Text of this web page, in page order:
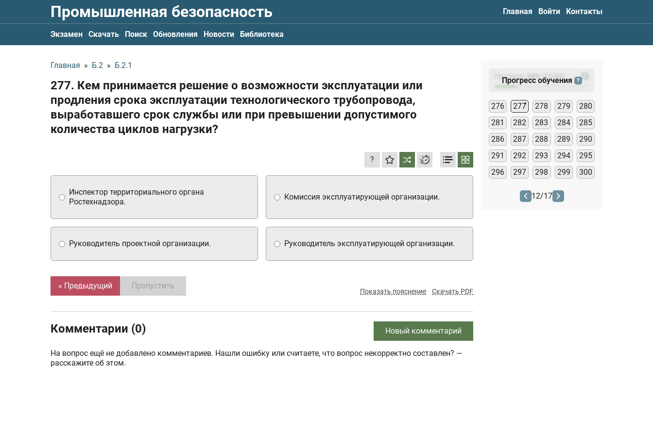
Промышленная безопасность Главная Войти Контакты
Экзамен Скачать Поиск Обновления Новости Библиотека
Главная » Б.2 » Б.2.1
277. Кем принимается решение о возможности эксплуатации или
продления срока эксплуатации технологического трубопровода,
выработавшего срок службы или при превышении допустимого
количества циклов нагрузки?
?
Комиссия эксплуатирующей организации.
Руководитель проектной организации. Руководитель эксплуатирующей организации.
Инспектор территориального органа
Ростехнадзора.
« Предыдущий Пропустить
Показать пояснение Скачать PDF
Комментарии (0) Новый комментарий
На вопрос ещё не добавлено комментариев. Нашли ошибку или считаете, что вопрос некорректно составлен? —
расскажите об этом.
Прогресс: (23
Прогресс обучения ?
276 277 278 279
280
281
282 283 284
285
286
287 288 289
290
291
292 293 294
295
296
297 298 299 300
12/17